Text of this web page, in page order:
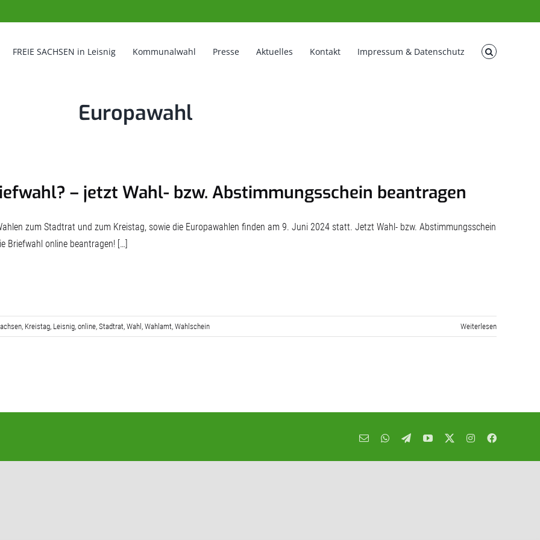
FREIE SACHSEN in Leisnig Kommunalwahl Presse Aktuelles Kontakt Impressum & Datenschutz
Europawahl
– jetzt Wahl- bzw. Abstimmungsschein beantragen
zum Stadtrat und zum Kreistag, sowie die Europawahlen finden am 9. Juni 2024 statt. Jetzt Wahl- bzw. Abstimmungsschein
Briefwahl online beantragen! […]
, Kreistag, Leisnig, online, Stadtrat, Wahl , Wahlamt, Wahlschein Weiterlesen
E-
WhatsApp
TelegramYouTube InstagramFacebook